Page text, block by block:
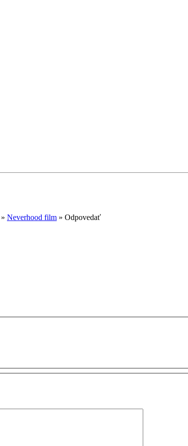
» Neverhood film » Odpovedať